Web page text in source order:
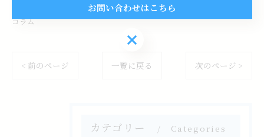
コラム
< 前のページ 一覧に戻る 次のページ >
カテゴリー Categories
お問い合わせはこちら
お問い合わせはこちら